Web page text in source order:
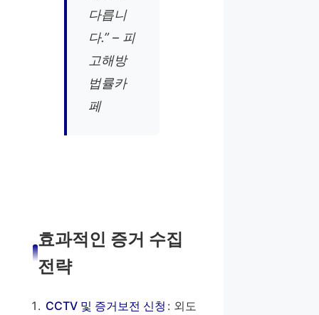
다릅니
다.” – 피
고해방
법률카
페
효과적인 증거 수집
전략
CCTV 및 증거보전 신청 : 외도